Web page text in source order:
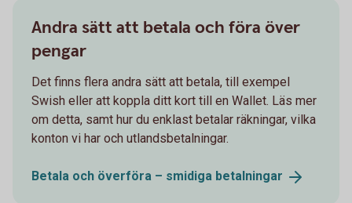
Andra sätt att betala och föra över
pengar
Det finns flera andra sätt att betala, till exempel
Swish eller att koppla ditt kort till en Wallet. Läs mer
om detta, samt hur du enklast betalar räkningar, vilka
konton vi har och utlandsbetalningar.
Betala och överföra – smidiga betalningar